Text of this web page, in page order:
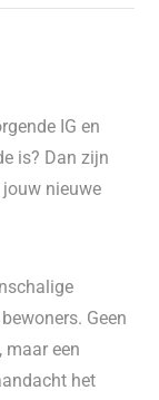
IG en
is? Dan zijn
nieuwe
Geen
maar een
het